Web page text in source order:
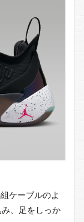
ケーブルのよ
、足をしっか